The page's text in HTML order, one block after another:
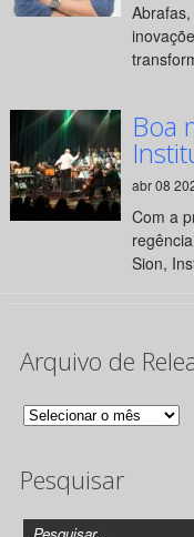
Boa
abr 08
Com a
Sion,
Arquivo de
Arquivo
Releases
Pesquisar